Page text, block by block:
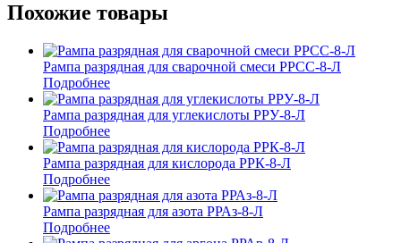
Похожие товары
Рампа разрядная для сварочной смеси РРСС-8-Л
Подробнее
Рампа разрядная для углекислоты РРУ-8-Л
Подробнее
Рампа разрядная для кислорода РРК-8-Л
Подробнее
Рампа разрядная для азота РРАз-8-Л
Подробнее